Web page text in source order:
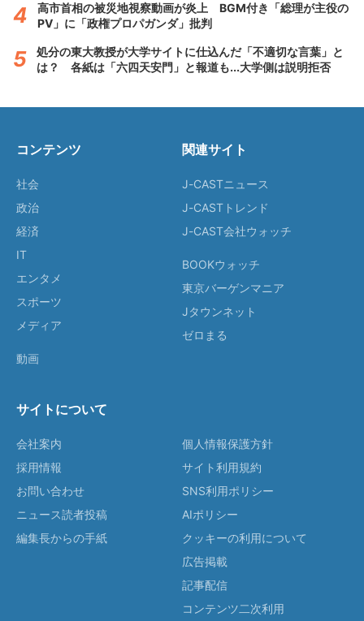
高市首相の被災地視察動画が炎上 BGM付き「総理が主役の
PV」に「政権プロパガンダ」批判
処分の東大教授が大学サイトに仕込んだ「不適切な言葉」と
は？ 各紙は「六四天安門」と報道も...大学側は説明拒否
コンテンツ
社会
政治
経済
IT
エンタメ
スポーツ
メディア
動画
関連サイト
J-CASTニュース
J-CASTトレンド
J-CAST会社ウォッチ
BOOKウォッチ
東京バーゲンマニア
Jタウンネット
ゼロまる
サイトについて
会社案内
採用情報
お問い合わせ
ニュース読者投稿
編集長からの手紙
個人情報保護方針
サイト利用規約
SNS利用ポリシー
AIポリシー
クッキーの利用について
広告掲載
記事配信
コンテンツ二次利用